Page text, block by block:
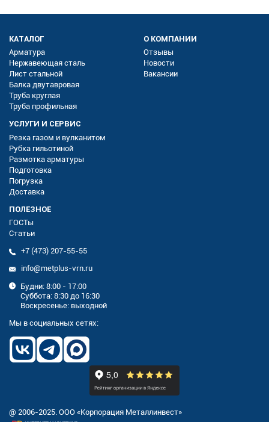
КАТАЛОГ
Арматура
Нержавеющая сталь
Лист стальной
Балка двутавровая
Труба круглая
Труба профильная
О КОМПАНИИ
Отзывы
Новости
Вакансии
УСЛУГИ И СЕРВИС
Резка газом и вулканитом
Рубка гильотиной
Размотка арматуры
Подготовка
Погрузка
Доставка
ПОЛЕЗНОЕ
ГОСТы
Статьи
+7 (473) 207-55-55
info@metplus-vrn.ru
Будни: 8:00 - 17:00
Суббота: 8:30 до 16:30
Воскресенье: выходной
Мы в социальных сетях:
@ 2006-2025. ООО «Корпорация Металлинвест»